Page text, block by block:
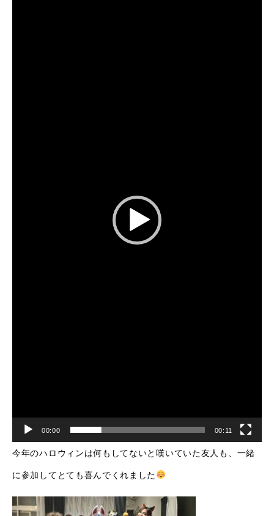
00:00 00:11
今年のハロウィンは何もしてないと嘆いていた友人も、一緒
に参加してとても喜んでくれました